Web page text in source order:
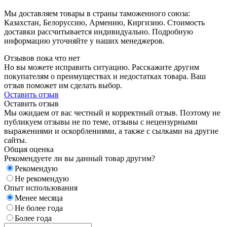
Мы доставляем товары в страны таможенного союза:
Казахстан, Белоруссию, Армению, Киргизию. Стоимость
доставки рассчитывается индивидуально. Подробную
информацию уточняйте у наших менеджеров.
Отзывов пока что нет
Но вы можете исправить ситуацию. Расскажите другим
покупателям о преимуществах и недостатках товара. Ваш
отзыв поможет им сделать выбор.
Оставить отзыв
Оставить отзыв
Мы ожидаем от вас честный и корректный отзыв. Поэтому не
публикуем отзывы не по теме, отзывы с нецензурными
выражениями и оскорблениями, а также с сылками на другие
сайты.
Общая оценка
Рекомендуете ли вы данный товар другим?
Рекомендую
Не рекомендую
Опыт использования
Менее месяца
Не более года
Более года